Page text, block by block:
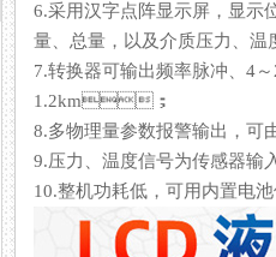
6.采用汉字点阵显示屏，显示
量、总量，以及介质压力、
7.转换器可输出频率脉冲、4
1.2km；
8.多物理量参数报警输出，
9.压力、温度信号为传感器输入
10.整机功耗低，可用内置电池